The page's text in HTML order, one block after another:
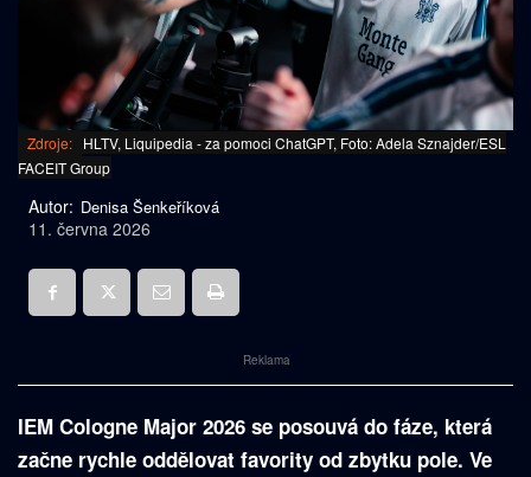
Zdroje: HLTV, Liquipedia - za pomoci ChatGPT, Foto: Adela Sznajder/ESL
FACEIT Group
Autor: Denisa Šenkeříková
11. června 2026
Reklama
IEM Cologne Major 2026 se posouvá do fáze, která
začne rychle oddělovat favority od zbytku pole. Ve